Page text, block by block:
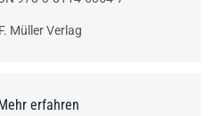
Müller Verlag
erfahren